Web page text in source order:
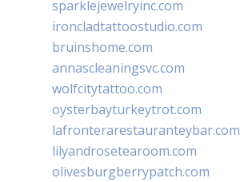
sparklejewelryinc.com
ironcladtattoostudio.com
bruinshome.com
annascleaningsvc.com
wolfcitytattoo.com
oysterbayturkeytrot.com
lafronterarestauranteybar.com
lilyandrosetearoom.com
olivesburgberrypatch.com